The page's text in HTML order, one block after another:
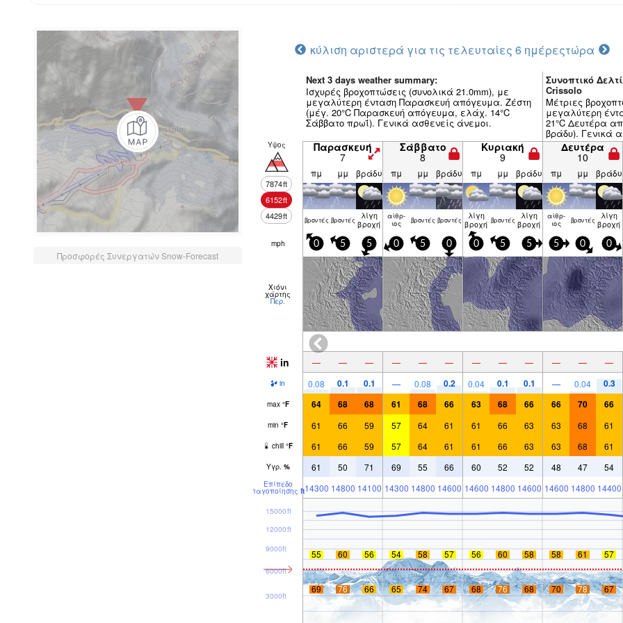
Προσφορές Συνεργατών Snow-Forecast
κύλιση αριστερά για τις τελευταίες 6 ημέρεςτώρα
Next 3 days weather summary:
Ισχυρές βροχοπτώσεις (συνολικά 21.0mm), με
μεγαλύτερη ένταση Παρασκευή απόγευμα. Ζέστη
(μέγ. 20°C Παρασκευή απόγευμα, ελάχ. 14°C
Σάββατο πρωΐ). Γενικά ασθενείς άνεμοι.
Συνοπτικό
Crissolo
Μέτριες
μεγαλύτερη
21°C Δευτέρα
βράδυ). Γενικά
Υψος
7874ft
6152ft
4429ft
Παρασκευή
7
Σάββατο
8
Κυριακή
9
Δευτέρα
10
πμ μμ βράδυ πμ μμ βράδυ πμ μμ βράδυ πμ μμ βράδυ
βρον­τές βρον­τές λίγη
βροχή
αίθρ­
ιος βρον­τές βρον­τές λίγη
βροχή βρον­τές λίγη
βροχή
αίθρ­
ιος βρον­τές λίγη
βροχή
mph 0 5 5 0 5 0 0 5 5 5 0 0
Χιόνι
χάρτης
Περ.
in — — — — — — — — — — — —
in 0.08 0.1 0.1 — 0.08 0.2 0.04 0.1 0.1 — 0.04 0.3
max °F 64 68 68 61 68 66 63 68 66 66 70 66
min °F 61 66 59 57 64 61 61 66 63 63 68 61
chill °F 61 66 59 57 64 61 61 66 63 63 68 61
Υγρ. % 61 50 71 69 55 66 60 52 52 48 47 54
Επίπεδο
παγοποίησης ft14300 14800 14100 14300 14800 14600 14600 14800 14600 14600 14800 14400
3000ft
6000ft
9000ft
12000ft
15000ft
55 60 56 54 58 57 56 60 58 58 61 57
69 76 66 65 74 67 68 76 68 70 78 67